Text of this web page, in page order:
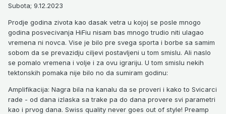
Subota; 9.12.2023
Prodje godina zivota kao dasak vetra u kojoj se posle mnogo
godina posvecivanja HiFiu nisam bas mnogo trudio niti ulagao
vremena ni novca. Vise je bilo pre svega sporta i borbe sa samim
sobom da se prevazidju ciljevi postavljeni u tom smislu. Ali naslo
se pomalo vremena i volje i za ovu igrariju. U tom smislu nekih
tektonskih pomaka nije bilo no da sumiram godinu:
Amplifikacija: Nagra bila na kanalu da se proveri i kako to Svicarci
rade - od dana izlaska sa trake pa do dana provere svi parametri
kao i prvog dana. Swiss quality never goes out of style! Preamp